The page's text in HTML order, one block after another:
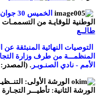
الخميس 30 جوان 2011
الوطنية للوقايـة من التسممـات
طالــع
التوصيات النهائية المنبثقة عن
المنظمـــة من طرف وزارة
الأمم - نادي الصنـوبـر . (المصدر:
الورشة الأولى:
الورشة الثانية: تأطيـــر